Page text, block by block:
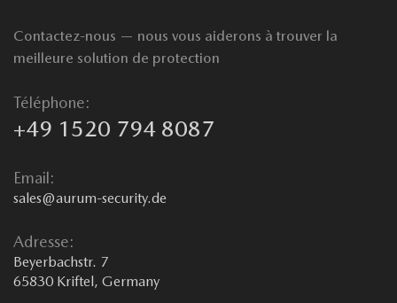
Contactez-nous — nous vous aiderons à trouver la
meilleure solution de protection
Téléphone:
+49 1520 794 8087
Email:
sales@aurum-security.de
Adresse:
Beyerbachstr. 7
65830 Kriftel, Germany